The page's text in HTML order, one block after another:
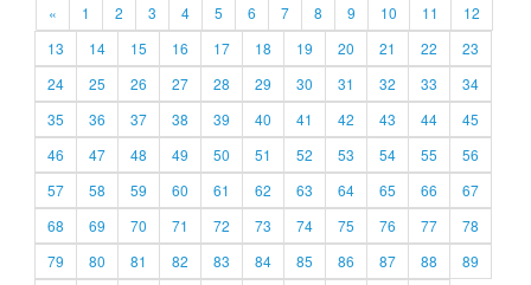
« 1 2 3 4 5 6 7 8 9 10 11
12
13
14 15 16 17 18 19 20 21 22
23
24
25 26 27 28 29 30 31 32 33
34
35
36 37 38 39 40 41 42 43 44
45
46
47 48 49 50 51 52 53 54 55
56
57
58 59 60 61 62 63 64 65 66
67
68
69 70 71 72 73 74 75 76 77
78
79
80 81 82 83 84 85 86 87 88
89